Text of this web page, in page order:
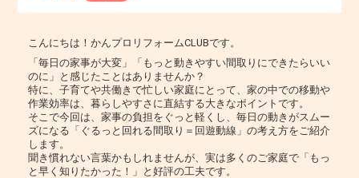
こんにちは！かんプロリフォームCLUBです。
「毎日の家事が大変」「もっと動きやすい間取りにできたらいい
のに」と感じたことはありませんか？
特に、子育てや共働きで忙しい家庭にとって、家の中での移動や
作業効率は、暮らしやすさに直結する大きなポイントです。
そこで今回は、家事の負担をぐっと軽くし、毎日の動きがスムー
ズになる「ぐるっと回れる間取り＝回遊動線」の考え方をご紹介
します。
聞き慣れない言葉かもしれませんが、実は多くのご家庭で「もっ
と早く知りたかった！」と好評の工夫です。